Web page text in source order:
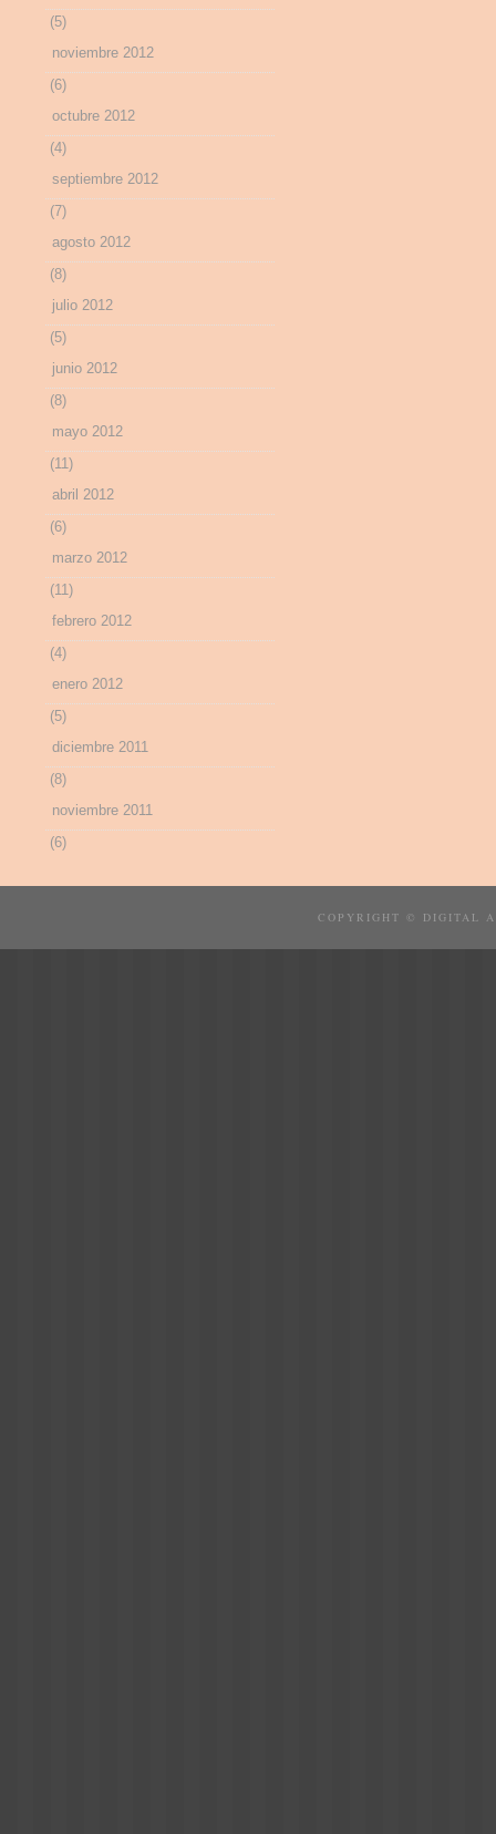
(5)
noviembre 2012
(6)
octubre 2012
(4)
septiembre 2012
(7)
agosto 2012
(8)
julio 2012
(5)
junio 2012
(8)
mayo 2012
(11)
abril 2012
(6)
marzo 2012
(11)
febrero 2012
(4)
enero 2012
(5)
diciembre 2011
(8)
noviembre 2011
(6)
COPYRIGHT © DIGITAL